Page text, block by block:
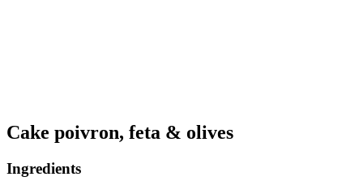
Cake poivron, feta & olives
Ingredients